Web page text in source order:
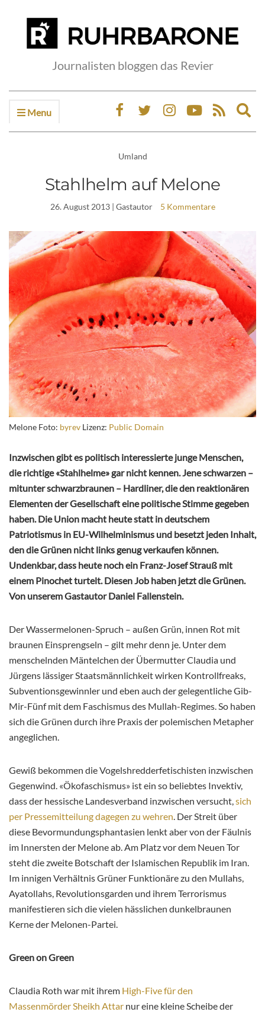
Journalisten bloggen das Revier
Menu
Umland
Stahlhelm auf Melone
26. August 2013| Gastautor 5 Kommentare
Melone Foto: byrev Lizenz: Public Domain
Inzwischen gibt es politisch interessierte junge Menschen,
die richtige «Stahlhelme» gar nicht kennen. Jene schwarzen –
mitunter schwarzbraunen – Hardliner, die den reaktionären
Elementen der Gesellschaft eine politische Stimme gegeben
haben. Die Union macht heute statt in deutschem
Patriotismus in EU-Wilhelminismus und besetzt jeden Inhalt,
den die Grünen nicht links genug verkaufen können.
Undenkbar, dass heute noch ein Franz-Josef Strauß mit
einem Pinochet turtelt. Diesen Job haben jetzt die Grünen.
Von unserem Gastautor Daniel Fallenstein.
Der Wassermelonen-Spruch – außen Grün, innen Rot mit
braunen Einsprengseln – gilt mehr denn je. Unter dem
menschelnden Mäntelchen der Übermutter Claudia und
Jürgens lässiger Staatsmännlichkeit wirken Kontrollfreaks,
Subventionsgewinnler und eben auch der gelegentliche Gib-
Mir-Fünf mit dem Faschismus des Mullah-Regimes. So haben
sich die Grünen durch ihre Praxis der polemischen Metapher
angeglichen.
Gewiß bekommen die Vogelshredderfetischisten inzwischen
Gegenwind. «Ökofaschismus» ist ein so beliebtes Invektiv,
dass der hessische Landesverband inzwischen versucht, sich
per Pressemitteilung dagegen zu wehren . Der Streit über
diese Bevormundungsphantasien lenkt aber von der Fäulnis
im Innersten der Melone ab. Am Platz vor dem Neuen Tor
steht die zweite Botschaft der Islamischen Republik im Iran.
Im innigen Verhältnis Grüner Funktionäre zu den Mullahs,
Ayatollahs, Revolutionsgarden und ihrem Terrorismus
manifestieren sich die vielen hässlichen dunkelbraunen
Kerne der Melonen-Partei.
Green on Green
Claudia Roth war mit ihrem High-Five für den
Massenmörder Sheikh Attar nur eine kleine Scheibe der